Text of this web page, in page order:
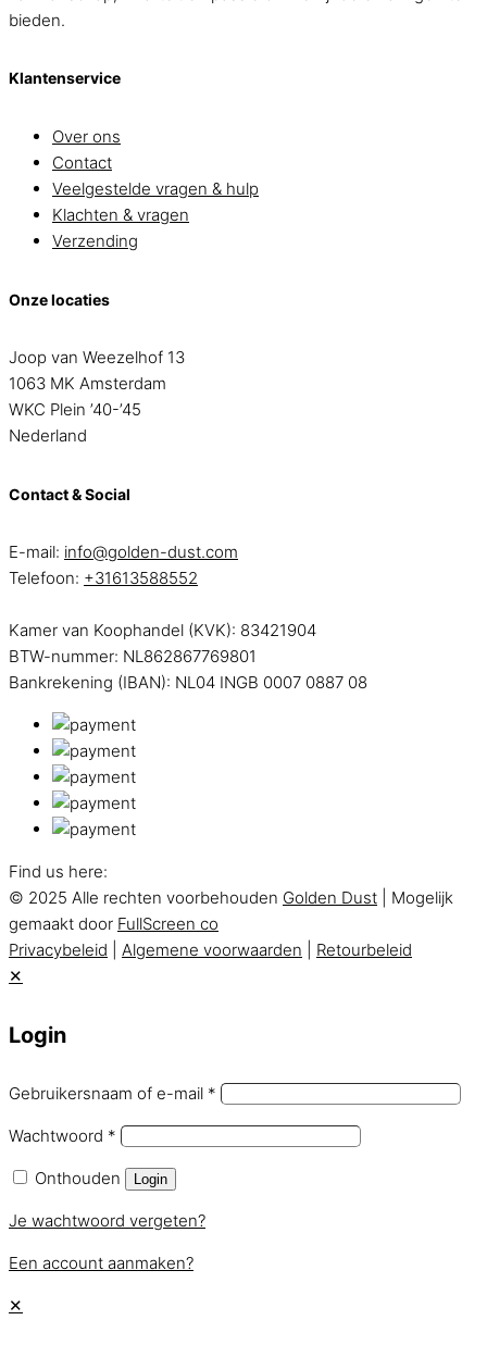
bieden.
Klantenservice
Over ons
Contact
Veelgestelde vragen & hulp
Klachten & vragen
Verzending
Onze locaties
Joop van Weezelhof 13
1063 MK Amsterdam
WKC Plein ’40-’45
Nederland
Contact & Social
E-mail: info@golden-dust.com
Telefoon: +31613588552
Kamer van Koophandel (KVK): 83421904
BTW-nummer: NL862867769801
Bankrekening (IBAN): NL04 INGB 0007 0887 08
Find us here:
© 2025 Alle rechten voorbehouden Golden Dust | Mogelijk
gemaakt door FullScreen co
Privacybeleid
Algemene voorwaarden
Retourbeleid
✕
Login
Gebruikersnaam of e-mail *
Wachtwoord *
Onthouden Login
Je wachtwoord vergeten?
Een account aanmaken?
✕